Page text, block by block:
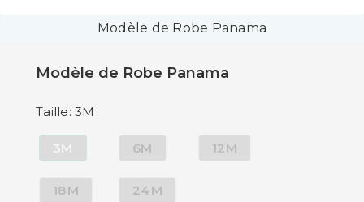
Modèle de Robe Panama
Modèle de Robe Panama
Taille: 3M
3M 6M 12M
18M 24M